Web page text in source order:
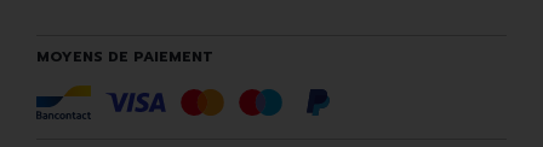
MOYENS DE PAIEMENT